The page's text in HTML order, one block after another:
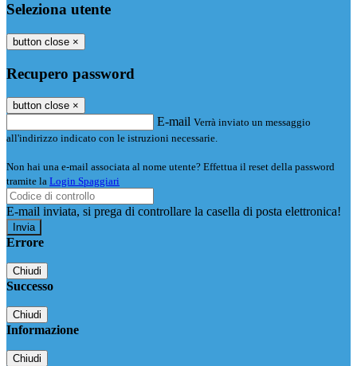
Seleziona utente
button close ×
Recupero password
button close ×
E-mail Verrà inviato un messaggio
all'indirizzo indicato con le istruzioni necessarie.
Non hai una e-mail associata al nome utente? Effettua il reset della password
tramite la Login Spaggiari
E-mail inviata, si prega di controllare la casella di posta elettronica!
Errore
Chiudi
Successo
Chiudi
Informazione
Chiudi